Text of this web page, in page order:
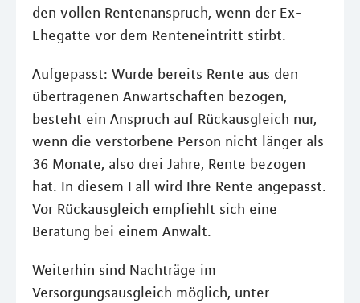
den vollen Rentenanspruch, wenn der Ex-
Ehegatte vor dem Renteneintritt stirbt.
Aufgepasst: Wurde bereits Rente aus den
übertragenen Anwartschaften bezogen,
besteht ein Anspruch auf Rückausgleich nur,
wenn die verstorbene Person nicht länger als
36 Monate, also drei Jahre, Rente bezogen
hat. In diesem Fall wird Ihre Rente angepasst.
Vor Rückausgleich empfiehlt sich eine
Beratung bei einem Anwalt.
Weiterhin sind Nachträge im
Versorgungsausgleich möglich, unter